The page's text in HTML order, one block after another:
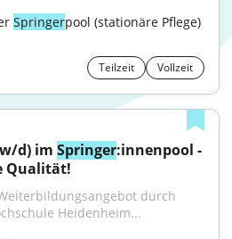
Springer
Teilzeit Vollzeit
d) im Springer:innenpool -
Qualität!
durch
Heidenheim...